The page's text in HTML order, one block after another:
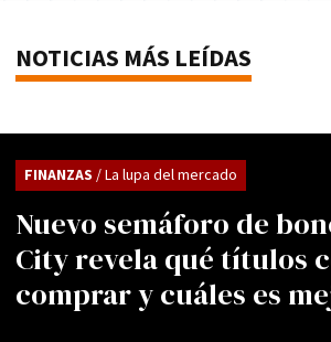
NOTICIAS MÁS LEÍDAS
Nuevo semáforo de
City revela qué títulos
comprar y cuáles es
FINANZAS / La lupa del mercado